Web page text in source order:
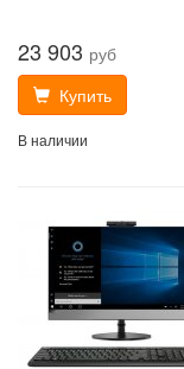
23 903 руб
Купить
В наличии